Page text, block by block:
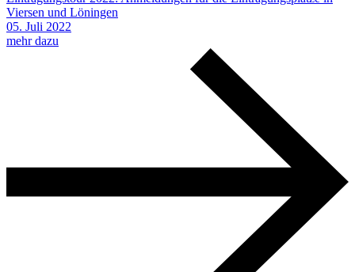
Viersen und Löningen
05. Juli 2022
mehr dazu